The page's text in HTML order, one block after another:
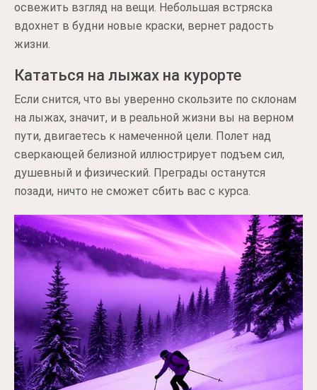
освежить взгляд на вещи. Небольшая встряска
вдохнет в будни новые краски, вернет радость
жизни.
Кататься на лыжах на курорте
Если снится, что вы уверенно скользите по склонам
на лыжах, значит, и в реальной жизни вы на верном
пути, двигаетесь к намеченной цели. Полет над
сверкающей белизной иллюстрирует подъем сил,
душевный и физический. Преграды останутся
позади, ничто не сможет сбить вас с курса.